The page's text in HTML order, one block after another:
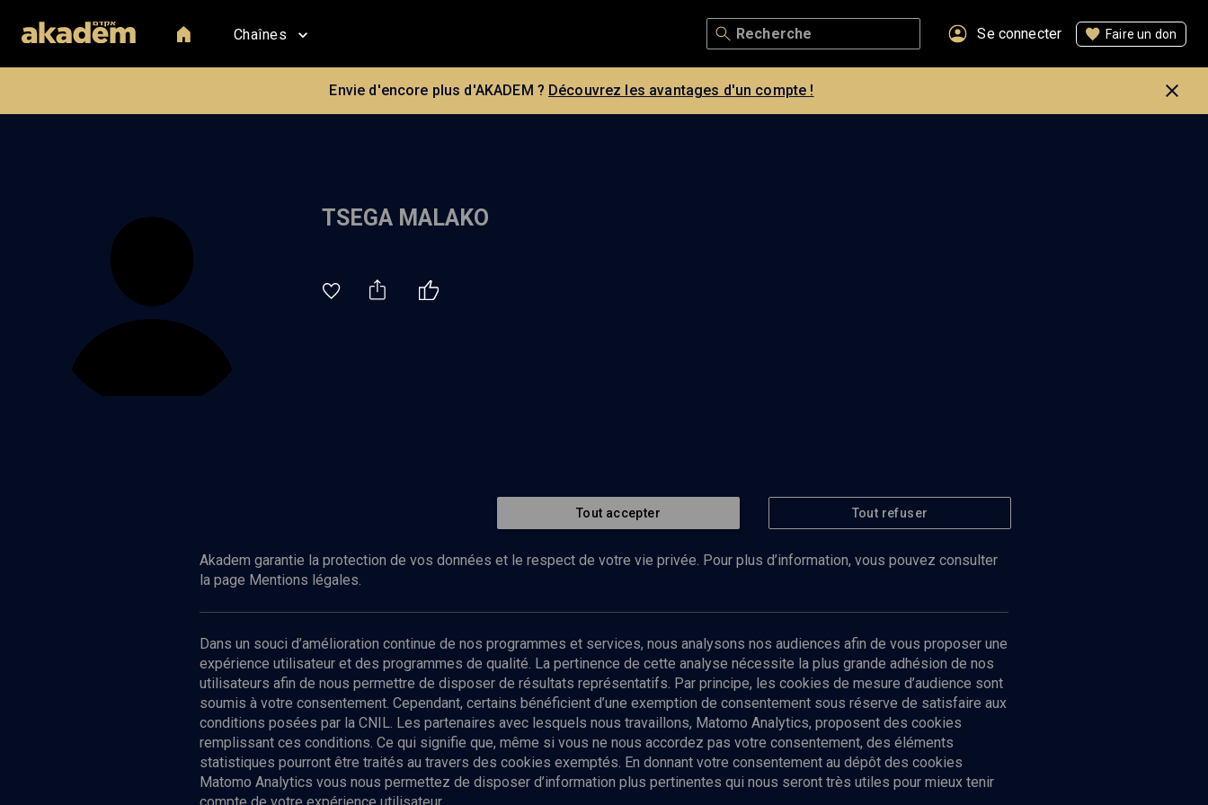
Chaînes Se connecter Faire un don
Envie d'encore plus d'AKADEM ? Découvrez les avantages d'un compte !
TSEGA MALAKO
Abonnez-vous à notre newsletter
Envoyer
Tout accepter Tout refuser
Akadem garantie la protection de vos données et le respect de votre vie privée. Pour plus d’information, vous pouvez consulter
la page Mentions légales.
Dans un souci d’amélioration continue de nos programmes et services, nous analysons nos audiences afin de vous proposer une
expérience utilisateur et des programmes de qualité. La pertinence de cette analyse nécessite la plus grande adhésion de nos
utilisateurs afin de nous permettre de disposer de résultats représentatifs. Par principe, les cookies de mesure d’audience sont
soumis à votre consentement. Cependant, certains bénéficient d’une exemption de consentement sous réserve de satisfaire aux
conditions posées par la CNIL. Les partenaires avec lesquels nous travaillons, Matomo Analytics, proposent des cookies
remplissant ces conditions. Ce qui signifie que, même si vous ne nous accordez pas votre consentement, des éléments
statistiques pourront être traités au travers des cookies exemptés. En donnant votre consentement au dépôt des cookies
Matomo Analytics vous nous permettez de disposer d’information plus pertinentes qui nous seront très utiles pour mieux tenir